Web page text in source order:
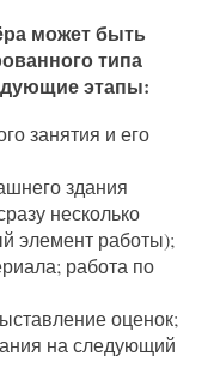
может быть
типа
этапы:
занятия и его
здания
несколько
элемент работы);
работа по
оценок;
на следующий